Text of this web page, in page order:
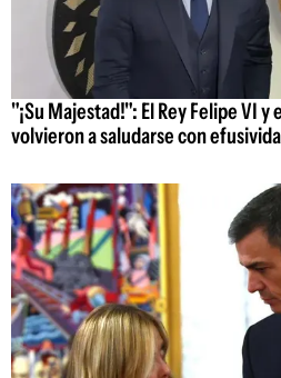
"¡Su Majestad!": El Rey Felipe VI
volvieron a saludarse con